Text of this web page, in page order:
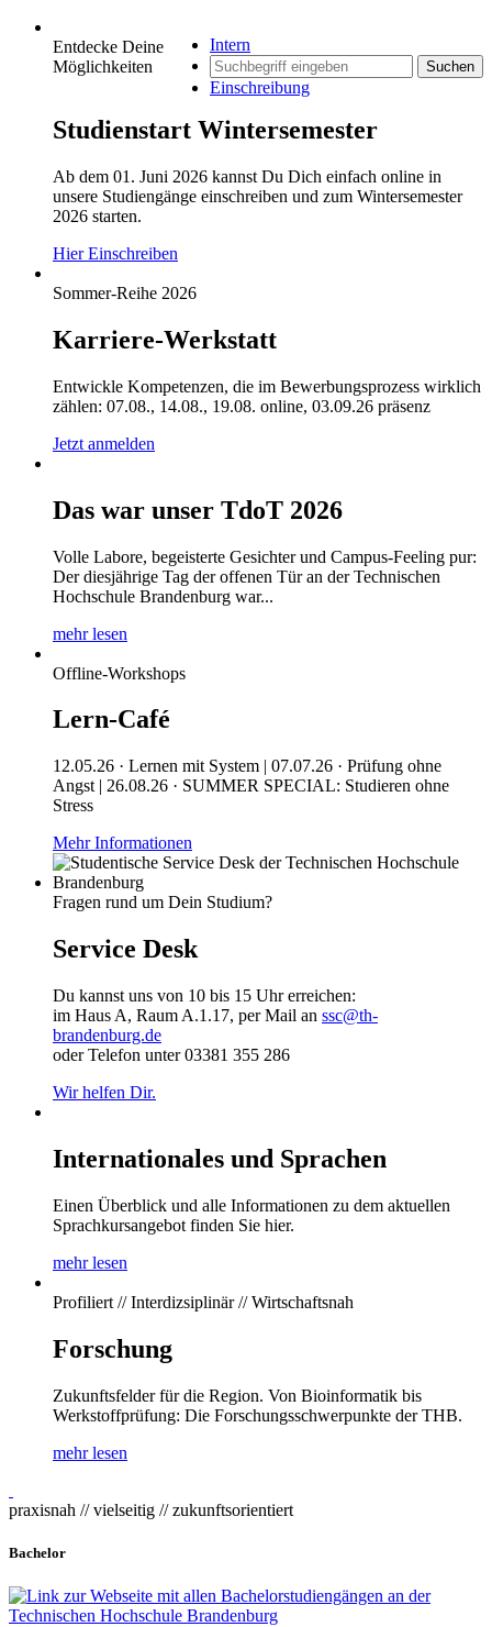
Intern
Suchen
Einschreibung
Entdecke Deine
Möglichkeiten
Studienstart Wintersemester
Ab dem 01. Juni 2026 kannst Du Dich einfach online in
unsere Studiengänge einschreiben und zum Wintersemester
2026 starten.
Hier Einschreiben
Sommer-Reihe 2026
Karriere-Werkstatt
Entwickle Kompetenzen, die im Bewerbungsprozess wirklich
zählen: 07.08., 14.08., 19.08. online, 03.09.26 präsenz
Jetzt anmelden
Das war unser TdoT 2026
Volle Labore, begeisterte Gesichter und Campus-Feeling pur:
Der diesjährige Tag der offenen Tür an der Technischen
Hochschule Brandenburg war...
mehr lesen
Offline-Workshops
Lern-Café
12.05.26 · Lernen mit System | 07.07.26 · Prüfung ohne
Angst | 26.08.26 · SUMMER SPECIAL: Studieren ohne
Stress
Mehr Informationen
Fragen rund um Dein Studium?
Service Desk
Du kannst uns von 10 bis 15 Uhr erreichen:
im Haus A, Raum A.1.17, per Mail an ssc@th-
brandenburg.de
oder Telefon unter 03381 355 286
Wir helfen Dir.
Internationales und Sprachen
Einen Überblick und alle Informationen zu dem aktuellen
Sprachkursangebot finden Sie hier.
mehr lesen
Profiliert // Interdizsiplinär // Wirtschaftsnah
Forschung
Zukunftsfelder für die Region. Von Bioinformatik bis
Werkstoffprüfung: Die Forschungsschwerpunkte der THB.
mehr lesen
praxisnah // vielseitig // zukunftsorientiert
Bachelor